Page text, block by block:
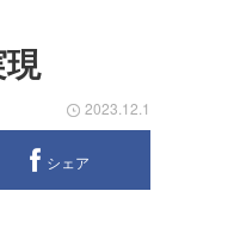
2023.12.1
シェア